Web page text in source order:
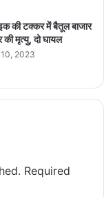
की टक्कर में बैतूल बाजार
की मृत्यु, दो घायल
2023
Required